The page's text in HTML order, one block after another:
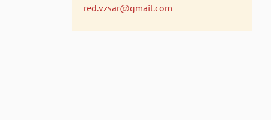
red.vzsar@gmail.com